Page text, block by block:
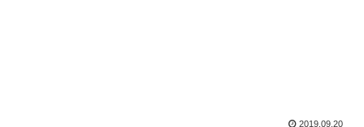
2019.09.20